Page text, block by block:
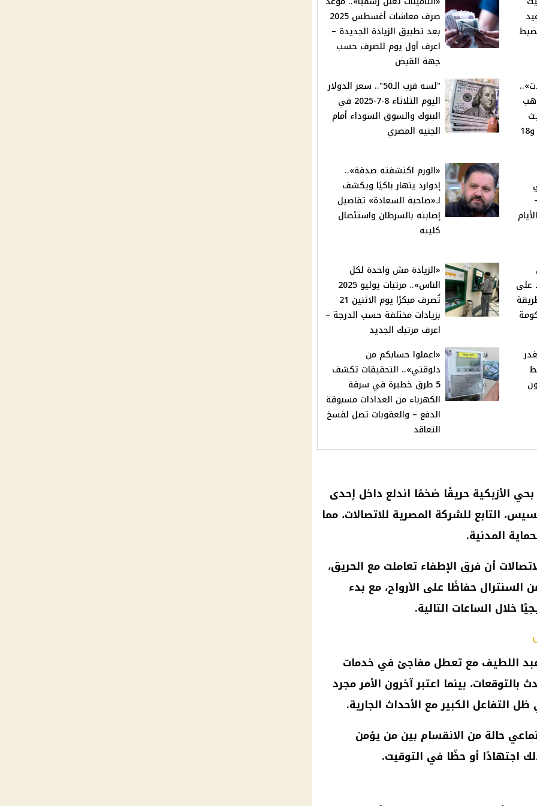
صرف معاشات أغسطس 2025
بعد تطبيق الزيادة الجديدة –
اعرف أول يوم للصرف حسب
جهة القبض
الأخير – كم سجل عيار 21 و18
"لسه قرب الـ50".. سعر الدولار
اليوم الثلاثاء 8-7-2025 في
البنوك والسوق السوداء أمام
الجنيه المصري
–
«الورم اكتشفته صدفة»..
إدوارد ينهار باكيًا ويكشف
لـ«صاحبة السعادة» تفاصيل
إصابته بالسرطان واستئصال
كليته
على
والطريقة
«الزيادة مش واحدة لكل
الناس».. مرتبات يوليو 2025
تُصرف مبكرًا يوم الاثنين 21
بزيادات مختلفة حسب الدرجة –
اعرف مرتبك الجديد
«اعملوا حسابكم من
دلوقتي».. التحقيقات تكشف
5 طرق خطيرة في سرقة
الكهرباء من العدادات مسبوقة
الدفع – والعقوبات تصل لفسخ
التعاقد
الأزبكية حريقًا ضخمًا اندلع داخل إحدى
التابع للشركة المصرية للاتصالات، مما
المدنية.
أن فرق الإطفاء تعاملت مع الحريق،
السنترال حفاظًا على الأرواح، مع بدء
خلال الساعات التالية.
عبد اللطيف مع تعطل مفاجئ في خدمات
بالتوقعات، بينما اعتبر آخرون الأمر مجرد
التفاعل الكبير مع الأحداث الجارية.
حالة من الانقسام بين من يؤمن
اجتهادًا أو حظًا في التوقيت.